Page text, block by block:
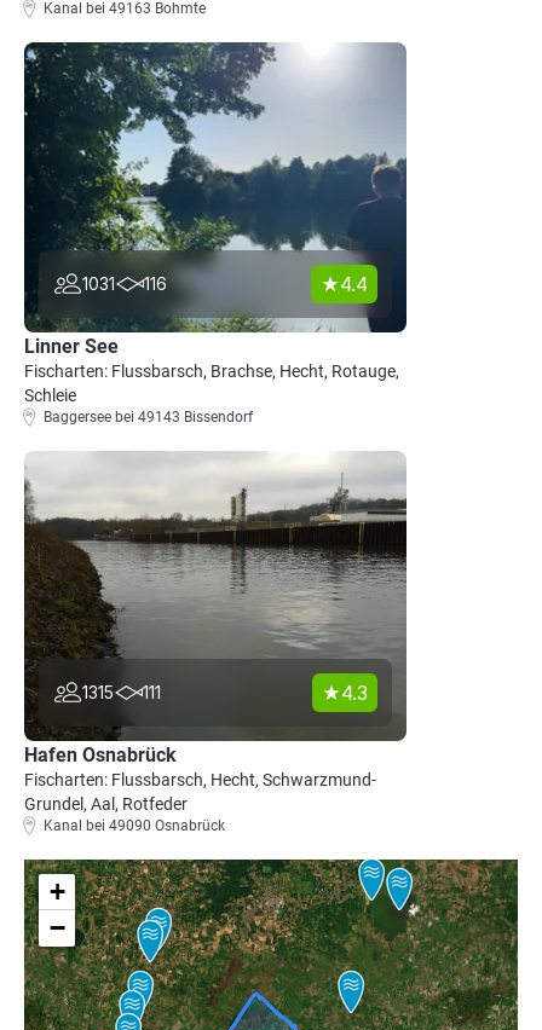
Kanal bei 49163 Bohmte
1031 116 4.4
Linner See
Fischarten: Flussbarsch, Brachse, Hecht, Rotauge,
Schleie
Baggersee bei 49143 Bissendorf
1315 111 4.3
Hafen Osnabrück
Fischarten: Flussbarsch, Hecht, Schwarzmund-
Grundel, Aal, Rotfeder
Kanal bei 49090 Osnabrück
+
−